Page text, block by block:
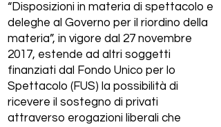
“Disposizioni in materia di spettacolo e
deleghe al Governo per il riordino della
materia”, in vigore dal 27 novembre
2017, estende ad altri soggetti
finanziati dal Fondo Unico per lo
Spettacolo (FUS) la possibilità di
ricevere il sostegno di privati
attraverso erogazioni liberali che